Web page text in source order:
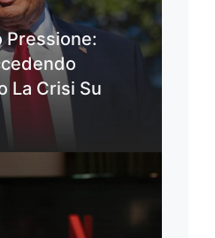
Pressione:
La Crisi Su